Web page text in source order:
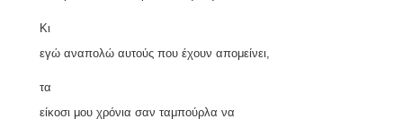
Κι
εγώ αναπολώ αυτούς που έχουν απομείνει,
τα
είκοσι μου χρόνια σαν ταμπούρλα να